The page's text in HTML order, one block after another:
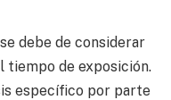
debe de considerar
tiempo de exposición.
específico por parte